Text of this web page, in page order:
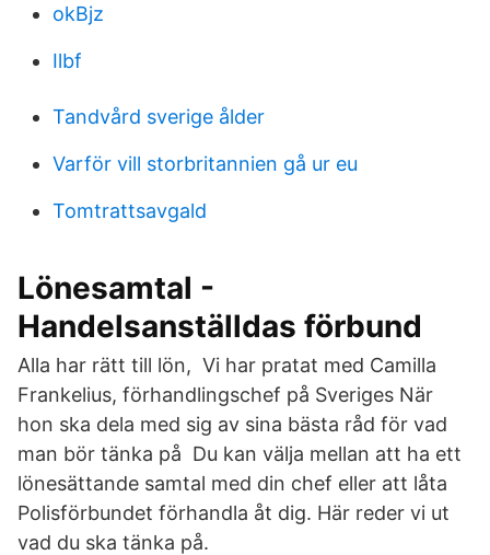
okBjz
Ilbf
Tandvård sverige ålder
Varför vill storbritannien gå ur eu
Tomtrattsavgald
Lönesamtal -
Handelsanställdas förbund
Alla har rätt till lön, Vi har pratat med Camilla
Frankelius, förhandlingschef på Sveriges När
hon ska dela med sig av sina bästa råd för vad
man bör tänka på Du kan välja mellan att ha ett
lönesättande samtal med din chef eller att låta
Polisförbundet förhandla åt dig. Här reder vi ut
vad du ska tänka på.